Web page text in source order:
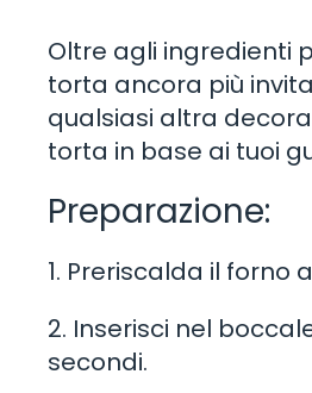
Oltre agli ingredienti
torta ancora più
qualsiasi altra
torta in base ai tuoi
Preparazione:
1. Preriscalda il forno
2. Inserisci nel
secondi.